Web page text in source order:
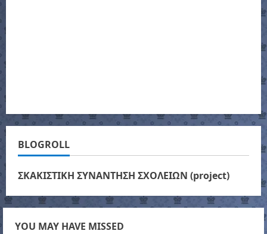
BLOGROLL
ΣΚΑΚΙΣΤΙΚΗ ΣΥΝΑΝΤΗΣΗ ΣΧΟΛΕΙΩΝ (project)
YOU MAY HAVE MISSED